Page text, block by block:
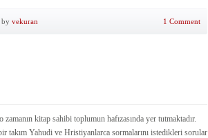
by vekuran 1 Comment
kitap sahibi toplumun hafızasında yer tutmaktadır.
Yahudi ve Hristiyanlarca sormalarını istedikleri sorular